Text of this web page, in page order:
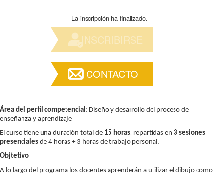
La inscripción ha finalizado.
INSCRIBIRSE
CONTACTO
Área del perfil competencial: Diseño y desarrollo del proceso de
enseñanza y aprendizaje
El curso tiene una duración total de 15 horas, repartidas en 3 sesiones
presenciales de 4 horas + 3 horas de trabajo personal.
Objtetivo
A lo largo del programa los docentes aprenderán a utilizar el dibujo como